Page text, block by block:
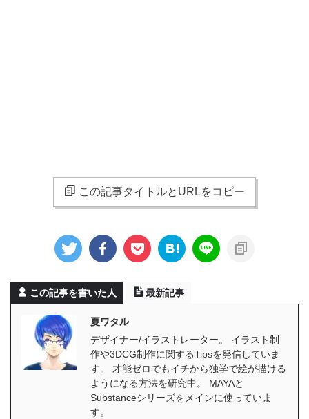
この記事タイトルとURLをコピー
この記事を書いた人 最新記事
夏ワタル
デザイナー/イラストレーター。 イラスト制
作や3DCG制作に関するTipsを発信していま
す。 才能ゼロでもイチから独学で絵が描ける
ようになる方法を研究中。 MAYAと
Substanceシリーズをメインに使っていま
す。